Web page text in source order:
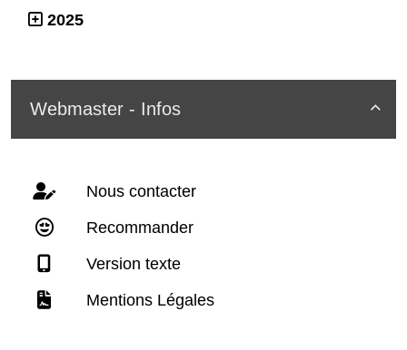
2025

Webmaster - Infos
Nous contacter
Recommander
Version texte
Mentions Légales